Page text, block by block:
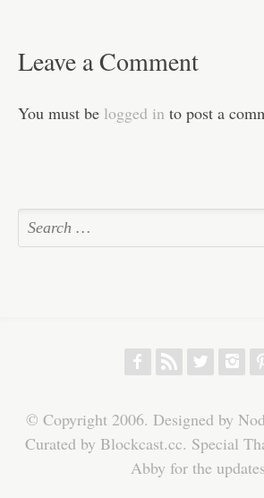
Leave a Comment
You must be logged in to post a
© Copyright 2006. Designed by
Curated by Blockcast.cc. Special
Abby for the
f r w h